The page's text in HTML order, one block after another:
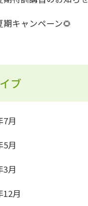
期キャンペーン🌻
ブ
7月
5月
3月
12月